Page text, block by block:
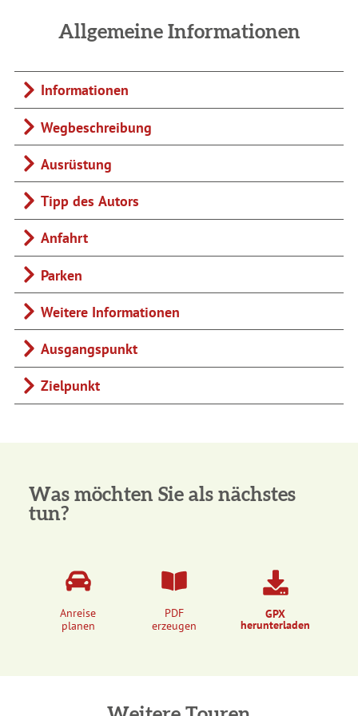
Allgemeine Informationen
Informationen
Wegbeschreibung
Ausrüstung
Tipp des Autors
Anfahrt
Parken
Weitere Informationen
Ausgangspunkt
Zielpunkt
Was möchten Sie als nächstes
tun?
Anreise
planen
PDF
erzeugen
GPX
herunterladen